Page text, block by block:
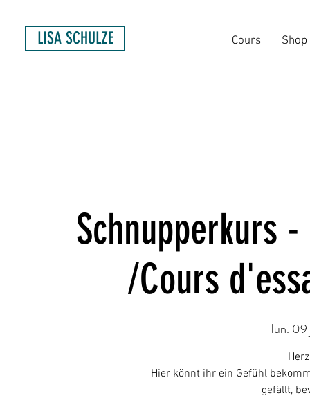
Cours Shop
LISA SCHULZE
Schnupperkurs
/Cours
lun. 09
Hier könnt ihr ein Gefühl
gefällt,